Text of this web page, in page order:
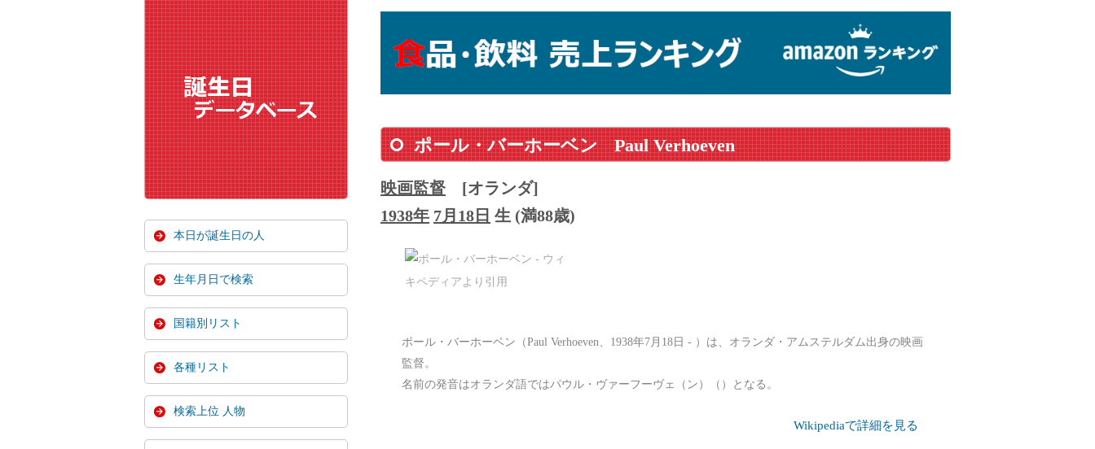
ポール・バーホーベン Paul Verhoeven
映画監督
[オランダ]
1938年 7月18日 生 (満88歳)
ポール・バーホーベン（Paul Verhoeven、1938年7月18日 - ）は、オランダ・アムステルダム出身の映画
監督。
名前の発音はオランダ語ではパウル・ヴァーフーヴェ（ン）（）となる。
Wikipediaで詳細を見る
本日が誕生日の人
生年月日で検索
国籍別リスト
各種リスト
検索上位 人物